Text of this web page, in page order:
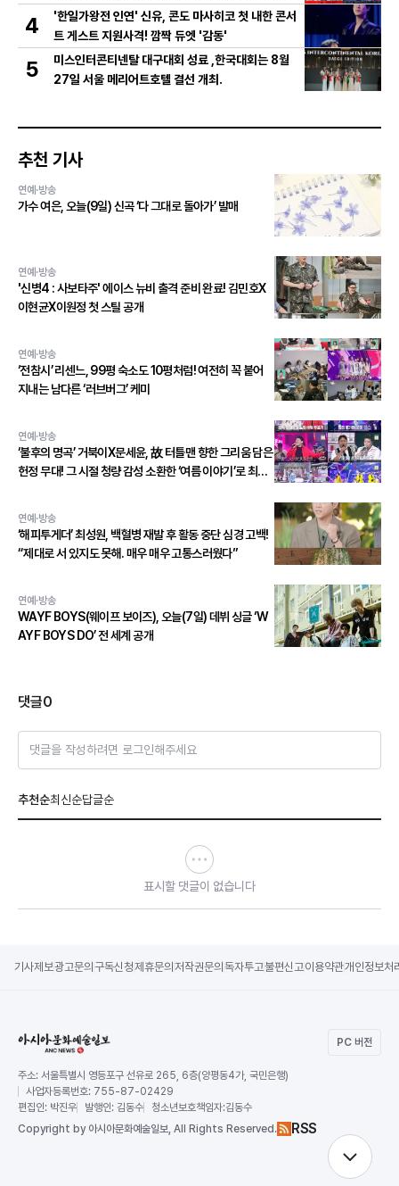
총출동! 댄스 본능 깨운다!
4
'한일가왕전 인연' 신유, 콘도 마사히코 첫 내한 콘서
트 게스트 지원사격! 깜짝 듀엣 '감동'
5
미스인터콘티넨탈 대구대회 성료 ,한국대회는 8월
27일 서울 메리어트호텔 결선 개최.
추천 기사
연예·방송
가수 여은, 오늘(9일) 신곡 ‘다 그대로 돌아가’ 발매
연예·방송
'신병4 : 사보타주' 에이스 뉴비 출격 준비 완료! 김민호X
이현균X이원정 첫 스틸 공개
연예·방송
‘전참시’ 리센느, 99평 숙소도 10평처럼! 여전히 꼭 붙어
지내는 남다른 ‘러브버그’ 케미
연예·방송
‘불후의 명곡’ 거북이X문세윤, 故 터틀맨 향한 그리움 담은
헌정 무대! 그 시절 청량 감성 소환한 ‘여름 이야기’로 최종
연예·방송
‘해피투게더’ 최성원, 백혈병 재발 후 활동 중단 심경 고백!
“제대로 서 있지도 못해. 매우 매우 고통스러웠다”
연예·방송
WAYF BOYS(웨이프 보이즈), 오늘(7일) 데뷔 싱글 ‘W
AYF BOYS DO’ 전 세계 공개
댓글0
댓글을 작성하려면 로그인해주세요
추천순최신순답글순
표시할 댓글이 없습니다
기사제보광고문의 구독신청제휴문의 저작권문의 독자투고불편신고이용약관개인정보처
PC 버전
주소: 서울특별시 영등포구 선유로 265, 6층(양평동4가, 국민은행)
사업자등록번호: 755-87-02429
편집인: 박진우 발행인: 김동수 청소년보호책임자:김동수
Copyright by 아시아문화예술일보, All Rights Reserved. RSS